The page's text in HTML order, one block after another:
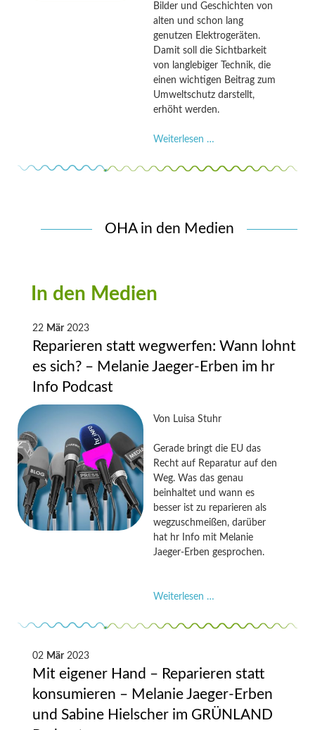
Bilder und Geschichten von
alten und schon lang
genutzen Elektrogeräten.
Damit soll die Sichtbarkeit
von langlebiger Technik, die
einen wichtigen Beitrag zum
Umweltschutz darstellt,
erhöht werden.
Weiterlesen …
#LangLebeTechnik-
OHA in den Medien
In den Medien
22 Mär2023
Reparieren statt wegwerfen: Wann lohnt
es sich? – Melanie Jaeger-Erben im hr
Info Podcast
Von Luisa Stuhr
Gerade bringt die EU das
Recht auf Reparatur auf den
Weg. Was das genau
beinhaltet und wann es
besser ist zu reparieren als
wegzuschmeißen, darüber
hat hr Info mit Melanie
Jaeger-Erben gesprochen.
Weiterlesen …
wegwerfen:
es
–
Melanie
02 Mär2023
Mit eigener Hand – Reparieren statt
konsumieren – Melanie Jaeger-Erben
und Sabine Hielscher im GRÜNLAND